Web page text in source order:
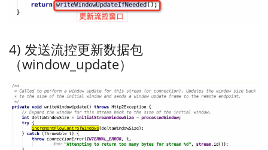
4) 发送流控更新数据包
（window_update）